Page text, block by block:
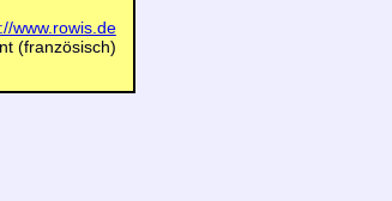
www.rowis.de
(französisch)